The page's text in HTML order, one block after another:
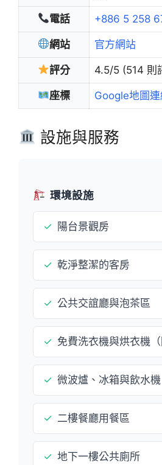
電話 +886 5 258
網站 官方網站
評分 4.5/5 (514 則
座標 Google地圖
設施與服務
環境設施
✓ 陽台景觀房
✓ 乾淨整潔的客房
✓ 公共交誼廳與泡茶區
✓ 免費洗衣機與烘衣機（
✓ 微波爐、冰箱與飲水機
✓ 二樓餐廳用餐區
✓ 地下一樓公共廁所